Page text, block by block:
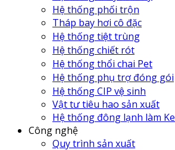
Hệ thống phối trộn
Tháp bay hơi cô đặc
Hệ thống tiệt trùng
Hệ thống chiết rót
Hệ thống thổi chai Pet
Hệ thống phụ trợ đóng gói
Hệ thống CIP vệ sinh
Vật tư tiêu hao sản xuất
Hệ thống đông lạnh làm
Công nghệ
Quy trình sản xuất